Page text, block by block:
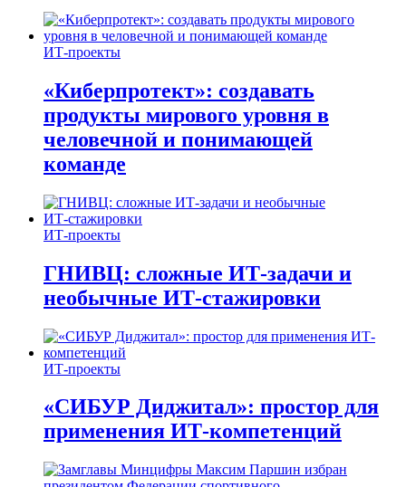
ИТ-проекты
«Киберпротект»: создавать
продукты мирового уровня в
человечной и понимающей
команде
ИТ-проекты
ГНИВЦ: сложные ИТ‑задачи и
необычные ИТ‑стажировки
ИТ-проекты
«СИБУР Диджитал»: простор для
применения ИТ-компетенций